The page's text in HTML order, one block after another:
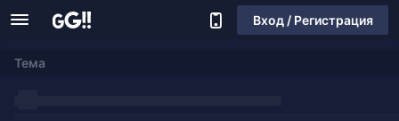
Вход / Регистрация
Тема